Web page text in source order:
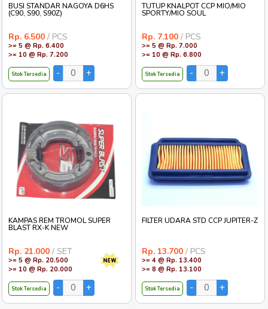
BUSI STANDAR NAGOYA D6HS
(C90, S90, S90Z)
Rp. 6.500 / PCS
>= 5 @ Rp. 6.400
>= 10 @ Rp. 7.200
Stok Tersedia
TUTUP KNALPOT CCP MIO/MIO
SPORTY/MIO SOUL
Rp. 7.100 / PCS
>= 5 @ Rp. 7.000
>= 10 @ Rp. 6.800
Stok Tersedia
KAMPAS REM TROMOL SUPER
BLAST RX-K NEW
Rp. 21.000 / SET
>= 5 @ Rp. 20.500
>= 10 @ Rp. 20.000
Stok Tersedia
FILTER UDARA STD CCP JUPITER-Z
Rp. 13.700 / PCS
>= 4 @ Rp. 13.400
>= 8 @ Rp. 13.100
Stok Tersedia